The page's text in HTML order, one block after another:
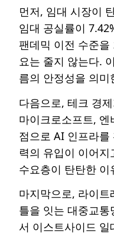
먼저, 임대 시장이
임대 공실률이
팬데믹 이전 수준
요는 줄지 않는다.
름의 안정성을 의미
다음으로, 테크 경
마이크로소프트,
점으로 AI 인프라를
력의 유입이 이어
수요층이 탄탄한 이
마지막으로, 라이
틀을 잇는 대중교
서 이스트사이드